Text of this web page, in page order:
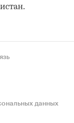
данных